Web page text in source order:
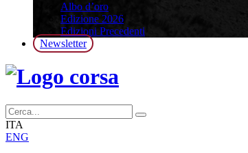
Albo d’oro
Edizione 2026
Edizioni Precedenti
Newsletter
ITA
ENG